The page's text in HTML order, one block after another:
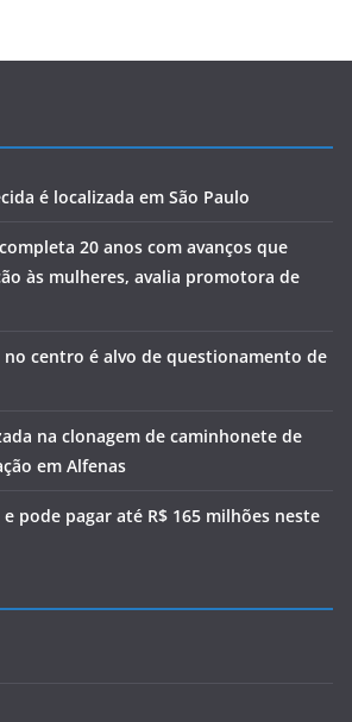
é localizada em São Paulo
20 anos com avanços que
às mulheres, avalia promotora de
centro é alvo de questionamento de
na clonagem de caminhonete de
em Alfenas
e pode pagar até R$ 165 milhões neste